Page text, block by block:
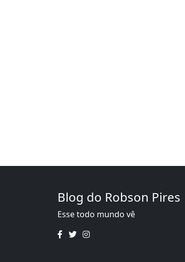
Blog do Robson Pires
Esse todo mundo vê